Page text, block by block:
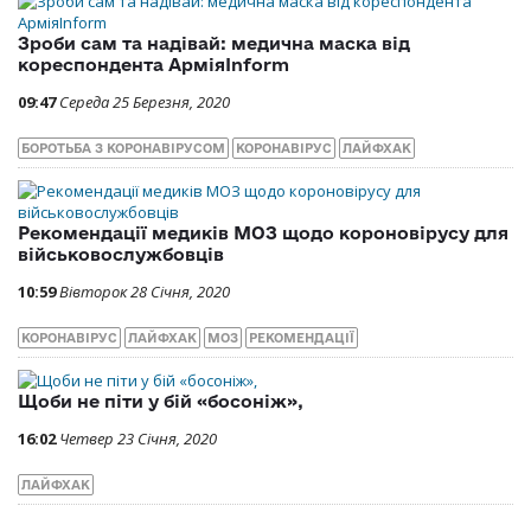
Зроби сам та надівай: медична маска від
кореспондента АрміяInform
09:47 Середа 25 Березня, 2020
БОРОТЬБА З КОРОНАВІРУСОМ КОРОНАВІРУС ЛАЙФХАК
Рекомендації медиків МОЗ щодо короновірусу для
військовослужбовців
10:59Вівторок 28 Січня, 2020
КОРОНАВІРУС ЛАЙФХАК МОЗ РЕКОМЕНДАЦІЇ
Щоби не піти у бій «босоніж»,
16:02 Четвер 23 Січня, 2020
ЛАЙФХАК